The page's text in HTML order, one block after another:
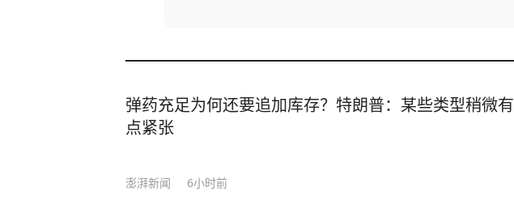
弹药充足为何还要追加库存？特朗普：某些类型稍微有
点紧张
澎湃新闻 6小时前